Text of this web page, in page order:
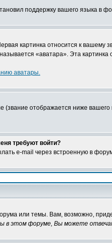
поддержку вашего языка
картинка относится к
«аватара». Эта
аватары.
отображается ниже
требуют войти?
e-mail через встроенную в
или темы. Вам, возможно,
в этом форуме, Вы можете